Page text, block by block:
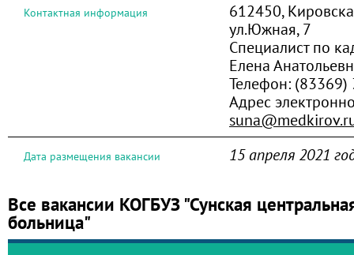
Контактная информация
612450,
ул.Южная, 7
Специалист по
Елена
Телефон: (83369)
Адрес
Дата размещения вакансии 15 апреля 2021
Все вакансии КОГБУЗ "Сунская
больница"